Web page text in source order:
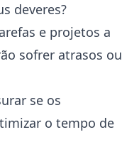
deveres?
e projetos a
sofrer atrasos ou
se os
o tempo de